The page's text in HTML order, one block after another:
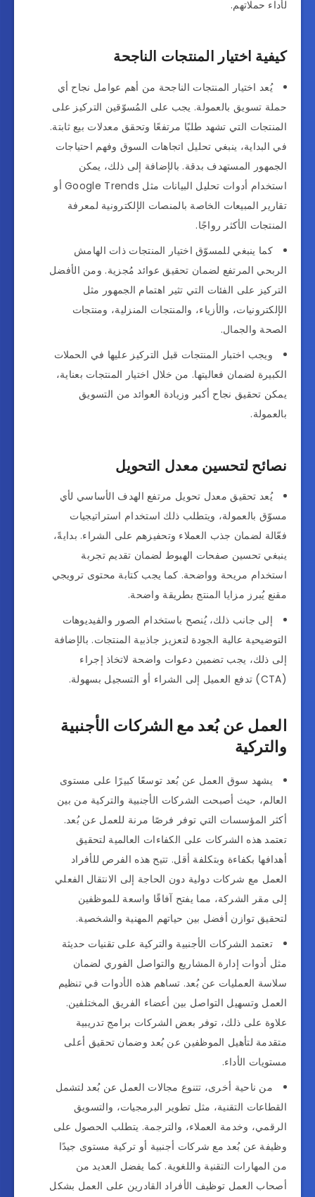
لأداء حملاتهم.
كيفية اختيار المنتجات الناجحة
يُعد اختيار المنتجات الناجحة من أهم عوامل نجاح أي
حملة تسويق بالعمولة. يجب على المُسوّقين التركيز على
المنتجات التي تشهد طلبًا مرتفعًا وتحقق معدلات بيع ثابتة.
في البداية، ينبغي تحليل اتجاهات السوق وفهم احتياجات
الجمهور المستهدف بدقة. بالإضافة إلى ذلك، يمكن
استخدام أدوات تحليل البيانات مثل Google Trends أو
تقارير المبيعات الخاصة بالمنصات الإلكترونية لمعرفة
المنتجات الأكثر رواجًا.
كما ينبغي للمسوّق اختيار المنتجات ذات الهامش
الربحي المرتفع لضمان تحقيق عوائد مُجزية. ومن الأفضل
التركيز على الفئات التي تثير اهتمام الجمهور مثل
الإلكترونيات، والأزياء، والمنتجات المنزلية، ومنتجات
الصحة والجمال.
ويجب اختبار المنتجات قبل التركيز عليها في الحملات
الكبيرة لضمان فعاليتها. من خلال اختيار المنتجات بعناية،
يمكن تحقيق نجاح أكبر وزيادة العوائد من التسويق
بالعمولة.
نصائح لتحسين معدل التحويل
يُعد تحقيق معدل تحويل مرتفع الهدف الأساسي لأي
مسوّق بالعمولة، ويتطلب ذلك استخدام استراتيجيات
فعّالة لضمان جذب العملاء وتحفيزهم على الشراء. بدايةً،
ينبغي تحسين صفحات الهبوط لضمان تقديم تجربة
استخدام مريحة وواضحة. كما يجب كتابة محتوى ترويجي
مقنع يُبرز مزايا المنتج بطريقة واضحة.
إلى جانب ذلك، يُنصح باستخدام الصور والفيديوهات
التوضيحية عالية الجودة لتعزيز جاذبية المنتجات. بالإضافة
إلى ذلك، يجب تضمين دعوات واضحة لاتخاذ إجراء
(CTA) تدفع العميل إلى الشراء أو التسجيل بسهولة.
العمل عن بُعد مع الشركات الأجنبية
والتركية
يشهد سوق العمل عن بُعد توسعًا كبيرًا على مستوى
العالم، حيث أصبحت الشركات الأجنبية والتركية من بين
أكثر المؤسسات التي توفر فرصًا مرنة للعمل عن بُعد.
تعتمد هذه الشركات على الكفاءات العالمية لتحقيق
أهدافها بكفاءة وبتكلفة أقل. تتيح هذه الفرص للأفراد
العمل مع شركات دولية دون الحاجة إلى الانتقال الفعلي
إلى مقر الشركة، مما يفتح آفاقًا واسعة للموظفين
لتحقيق توازن أفضل بين حياتهم المهنية والشخصية.
تعتمد الشركات الأجنبية والتركية على تقنيات حديثة
مثل أدوات إدارة المشاريع والتواصل الفوري لضمان
سلاسة العمليات عن بُعد. تساهم هذه الأدوات في تنظيم
العمل وتسهيل التواصل بين أعضاء الفريق المختلفين.
علاوة على ذلك، توفر بعض الشركات برامج تدريبية
متقدمة لتأهيل الموظفين عن بُعد وضمان تحقيق أعلى
مستويات الأداء.
من ناحية أخرى، تتنوع مجالات العمل عن بُعد لتشمل
القطاعات التقنية، مثل تطوير البرمجيات، والتسويق
الرقمي، وخدمة العملاء، والترجمة. يتطلب الحصول على
وظيفة عن بُعد مع شركات أجنبية أو تركية مستوى جيدًا
من المهارات التقنية واللغوية. كما يفضل العديد من
أصحاب العمل توظيف الأفراد القادرين على العمل بشكل